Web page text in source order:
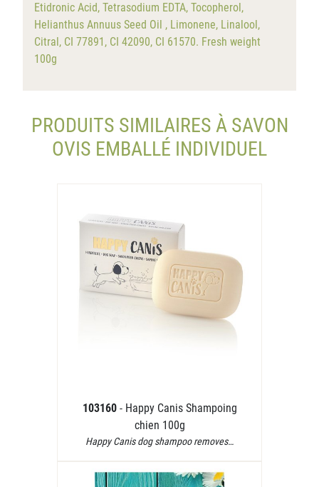
Etidronic Acid, Tetrasodium EDTA, Tocopherol,
Helianthus Annuus Seed Oil , Limonene, Linalool,
Citral, CI 77891, CI 42090, CI 61570. Fresh weight
100g
PRODUITS SIMILAIRES À SAVON
OVIS EMBALLÉ INDIVIDUEL
103160 - Happy Canis Shampoing
chien 100g
Happy Canis dog shampoo removes…